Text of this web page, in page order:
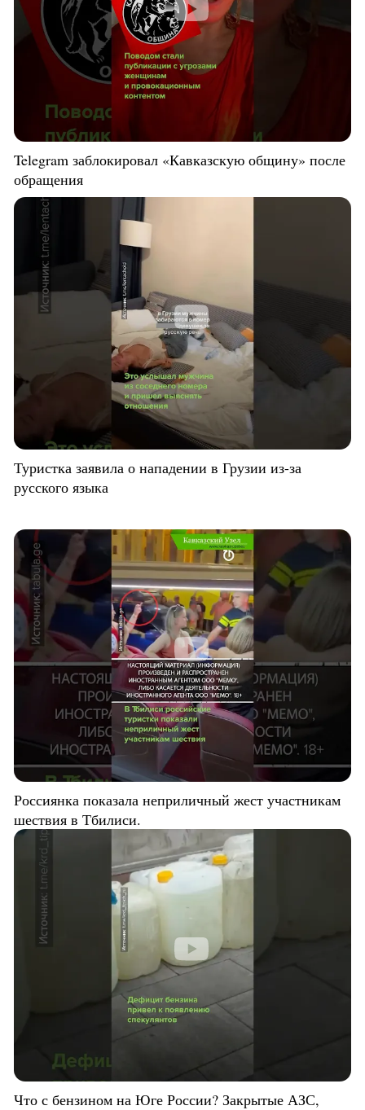
Telegram заблокировал «Кавказскую общину» после
обращения
Туристка заявила о нападении в Грузии из-за
русского языка
Россиянка показала неприличный жест участникам
шествия в Тбилиси.
Что с бензином на Юге России? Закрытые АЗС,